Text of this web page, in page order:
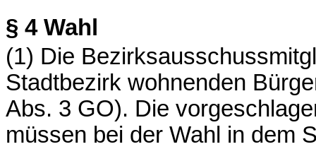
§ 4 Wahl
(1) Die
Stadtbezirk wohnenden
Abs. 3 GO). Die
müssen bei der Wahl in dem